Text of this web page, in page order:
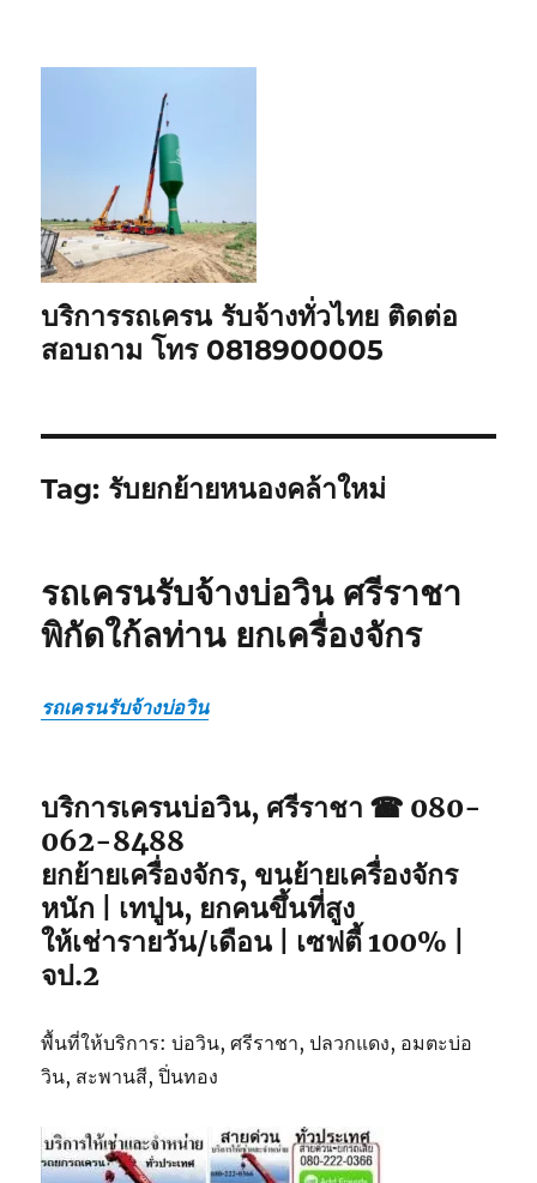
บริการรถเครน รับจ้างทั่วไทย ติดต่อ
สอบถาม โทร 0818900005
Tag: รับยกย้ายหนองคล้าใหม่
รถเครนรับจ้างบ่อวิน ศรีราชา
พิกัดใก้ลท่าน ยกเครื่องจักร
รถเครนรับจ้างบ่อวิน
บริการเครนบ่อวิน, ศรีราชา ☎ 080-
062-8488
ยกย้ายเครื่องจักร, ขนย้ายเครื่องจักร
หนัก | เทปูน, ยกคนขึ้นที่สูง
ให้เช่ารายวัน/เดือน | เซฟตี้ 100% |
จป.2
พื้นที่ให้บริการ: บ่อวิน, ศรีราชา, ปลวกแดง, อมตะบ่อ
วิน, สะพานสี, ปิ่นทอง